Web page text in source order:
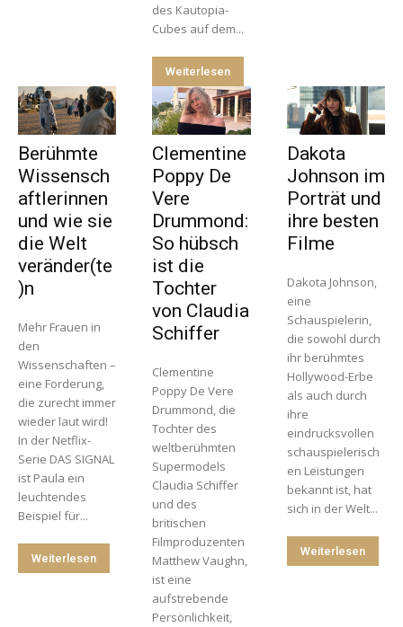
des Kautopia-
Cubes auf dem...
Weiterlesen
Berühmte
Wissensch
aftlerinnen
und wie sie
die Welt
veränder(te
)n
Mehr Frauen in
den
Wissenschaften –
eine Forderung,
die zurecht immer
wieder laut wird!
In der Netflix-
Serie DAS SIGNAL
ist Paula ein
leuchtendes
Beispiel für...
Weiterlesen
Clementine
Poppy De
Vere
Drummond:
So hübsch
ist die
Tochter
von Claudia
Schiffer
Clementine
Poppy De Vere
Drummond, die
Tochter des
weltberühmten
Supermodels
Claudia Schiffer
und des
britischen
Filmproduzenten
Matthew Vaughn,
ist eine
aufstrebende
Persönlichkeit,
Dakota
Johnson im
Porträt und
ihre besten
Filme
Dakota Johnson,
eine
Schauspielerin,
die sowohl durch
ihr berühmtes
Hollywood-Erbe
als auch durch
ihre
eindrucksvollen
schauspielerisch
en Leistungen
bekannt ist, hat
sich in der Welt...
Weiterlesen